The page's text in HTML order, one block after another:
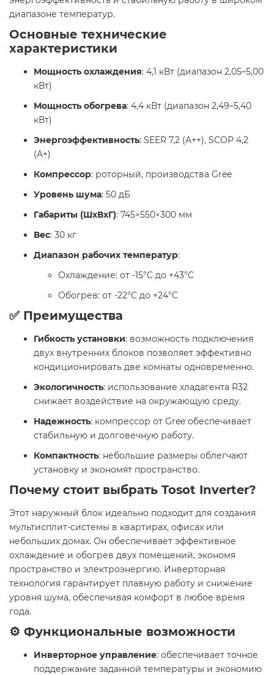
диапазоне температур.​
Основные технические
характеристики
Мощность охлаждения: 4,1 кВт (диапазон 2,05–5,00
кВт)​
Мощность обогрева: 4,4 кВт (диапазон 2,49–5,40
кВт)​
Энергоэффективность: SEER 7,2 (A++), SCOP 4,2
(A+)​
Компрессор: роторный, производства Gree​
Уровень шума: 50 дБ​
Габариты (ШxВxГ): 745×550×300 мм​
Вес: 30 кг​
Диапазон рабочих температур:
Охлаждение: от -15°C до +43°C​
Обогрев: от -22°C до +24°C​
✅ Преимущества
Гибкость установки: возможность подключения
двух внутренних блоков позволяет эффективно
кондиционировать две комнаты одновременно.​
Экологичность: использование хладагента R32
снижает воздействие на окружающую среду.​
Надежность: компрессор от Gree обеспечивает
стабильную и долговечную работу.​
Компактность: небольшие размеры облегчают
установку и экономят пространство.​
Почему стоит выбрать Tosot Inverter?
Этот наружный блок идеально подходит для создания
мультисплит-системы в квартирах, офисах или
небольших домах. Он обеспечивает эффективное
охлаждение и обогрев двух помещений, экономя
пространство и электроэнергию. Инверторная
технология гарантирует плавную работу и снижение
уровня шума, обеспечивая комфорт в любое время
года.​
⚙️ Функциональные возможности
Инверторное управление: обеспечивает точное
поддержание заданной температуры и экономию